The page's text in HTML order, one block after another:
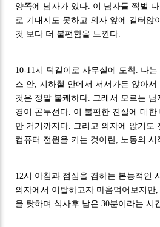
양쪽에 남자가 있다. 이 남자들 쩍벌
로 기대지도 못하고 의자 앞에 걸터앉
것 보다 더 불편함을 느낀다.
10-11시 턱걸이로 사무실에 도착. 나
스 안, 지하철 안에서 서서가든 앉아
것은 정말 불쾌하다. 그래서 모르는 남
경이 곤두선다. 이 불편한 진실에 대한
만 거기까지다. 그리고 의자에 앉기도
컴퓨터 전원을 키는 것이란, 노동의 시
12시 아침과 점심을 겸하는 본능적인
의자에서 이탈하고자 마음먹어보지만
을 탓하며 식사후 남은 30분이라는 시